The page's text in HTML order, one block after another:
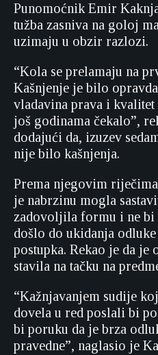
Punomoćnik Emir
tužba zasniva na goloj
uzimaju u obzir razlozi.
“Kola se prelamaju na
Kašnjenje je bilo
vladavina prava i kvalitet
još godinama čekalo”,
dodajući da, izuzev
nije bilo kašnjenja.
Prema njegovim
je nabrzinu mogla
zadovoljila formu i ne bi
došlo do ukidanja
postupka. Rekao je da je
stavila na tačku na
“Kažnjavanjem sudije
dovela u red poslali bi
bi poruku da je brza
pravedne”, naglasio je